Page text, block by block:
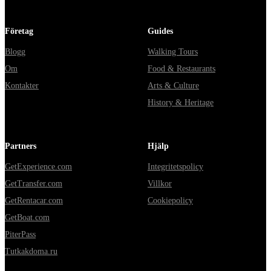
Företag
Blogg
Om
Kontakter
Guides
Walking Tours
Food & Restaurants
Arts & Culture
History & Heritage
Partners
GetExperience.com
GetTransfer.com
GetRentacar.com
GetBoat.com
PiterPass
Tutkakdoma.ru
Hjälp
Integritetspolicy
Villkor
Cookiepolicy